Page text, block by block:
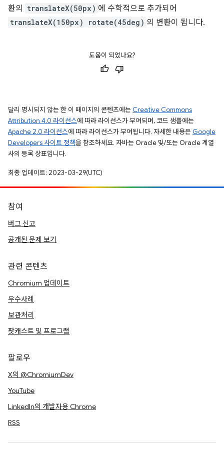
환의
translateX(50px) 에 수학적으로 추가되어
translateX(150px) rotate(45deg) 의 변환이 됩니다.
도움이 되었나요?
달리 명시되지 않는 한 이 페이지의 콘텐츠에는 Creative Commons
Attribution 4.0 라이선스에 따라 라이선스가 부여되며, 코드 샘플에는
Apache 2.0 라이선스에 따라 라이선스가 부여됩니다. 자세한 내용은 Google
Developers 사이트 정책을 참조하세요. 자바는 Oracle 및/또는 Oracle 계열
사의 등록 상표입니다.
최종 업데이트: 2023-03-29(UTC)
참여
버그 신고
공개된 문제 보기
관련 콘텐츠
Chromium 업데이트
우수사례
보관처리
팟캐스트 및 프로그램
팔로우
X의 @ChromiumDev
YouTube
LinkedIn의 개발자용 Chrome
RSS